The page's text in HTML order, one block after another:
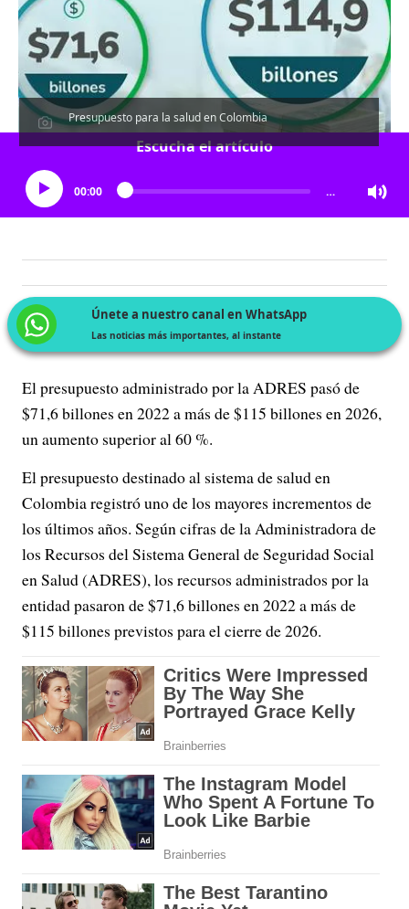
Presupuesto para la salud en Colombia
Escucha el artículo
00:00 …
Únete a nuestro canal en WhatsApp
Las noticias más importantes, al instante
El presupuesto administrado por la ADRES pasó de
$71,6 billones en 2022 a más de $115 billones en 2026,
un aumento superior al 60 %.
El presupuesto destinado al sistema de salud en
Colombia registró uno de los mayores incrementos de
los últimos años. Según cifras de la Administradora de
los Recursos del Sistema General de Seguridad Social
en Salud (ADRES), los recursos administrados por la
entidad pasaron de $71,6 billones en 2022 a más de
$115 billones previstos para el cierre de 2026.